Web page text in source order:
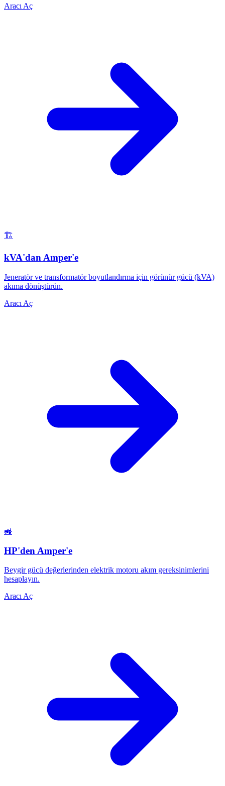
Aracı Aç
🏗️
kVA'dan Amper'e
Jeneratör ve transformatör boyutlandırma için görünür gücü (kVA)
akıma dönüştürün.
Aracı Aç
🚜
HP'den Amper'e
Beygir gücü değerlerinden elektrik motoru akım gereksinimlerini
hesaplayın.
Aracı Aç